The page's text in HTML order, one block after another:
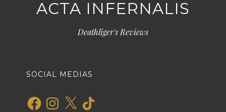
ACTA INFERNALIS
Deathliger's Reviews
SOCIAL MEDIAS
FacebookInstagram
X TikTok